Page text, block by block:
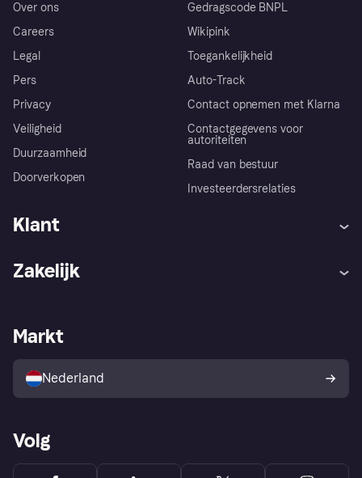
Over ons
Careers
Legal
Pers
Privacy
Veiligheid
Duurzaamheid
Doorverkopen
Gedragscode BNPL
Wikipink
Toegankelijkheid
Auto-Track
Contact opnemen met Klarna
Contactgegevens voor
autoriteiten
Raad van bestuur
Investeerdersrelaties
Klant
Winkeloverzicht
Kopersbescherming voor
consumenten
Zakelijk
Zakelijke login
Markt
Nederland
Volg